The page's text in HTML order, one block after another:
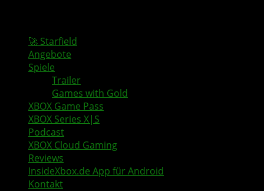
🚀 Starfield
Angebote
Spiele
Trailer
Games with Gold
XBOX Game Pass
XBOX Series X|S
Podcast
XBOX Cloud Gaming
Reviews
InsideXbox.de App für Android
Kontakt